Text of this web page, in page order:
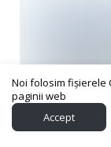
Noi folosim fișierele
paginii web
Accept